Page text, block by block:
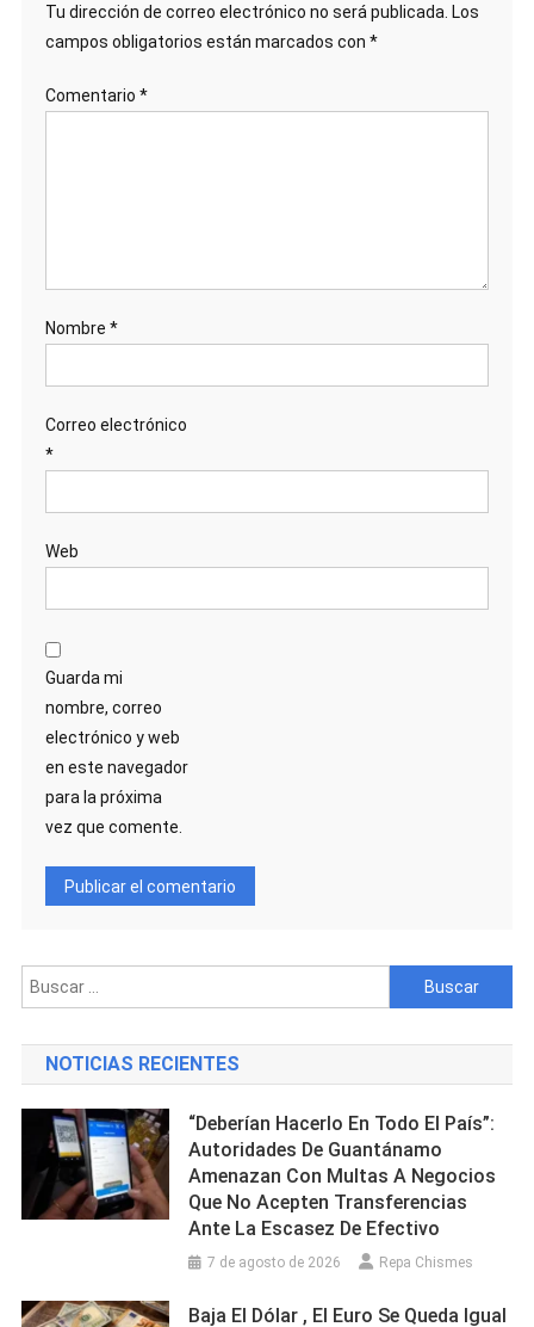
Tu dirección de correo electrónico no será publicada. Los
campos obligatorios están marcados con *
Comentario *
Nombre *
Correo electrónico
*
Web
Guarda mi
nombre, correo
electrónico y web
en este navegador
para la próxima
vez que comente.
Buscar:
NOTICIAS RECIENTES
“Deberían Hacerlo En Todo El País”:
Autoridades De Guantánamo
Amenazan Con Multas A Negocios
Que No Acepten Transferencias
Ante La Escasez De Efectivo
7 de agosto de 2026 Repa Chismes
Baja El Dólar , El Euro Se Queda Igual